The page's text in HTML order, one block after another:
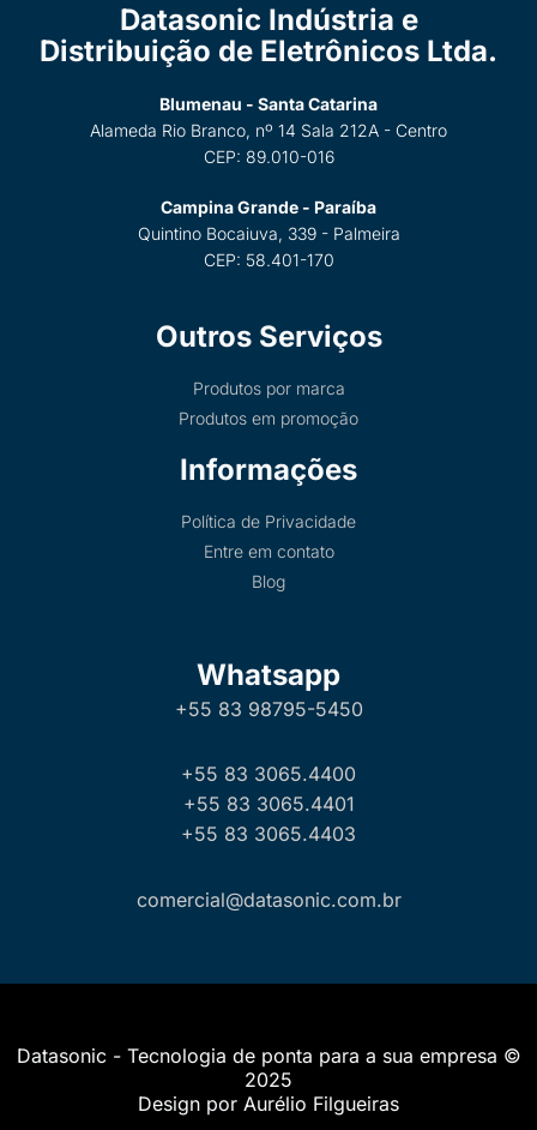
Datasonic Indústria e
Distribuição de Eletrônicos Ltda.
Blumenau - Santa Catarina
Alameda Rio Branco, nº 14 Sala 212A - Centro
CEP: 89.010-016
Campina Grande - Paraíba
Quintino Bocaiuva, 339 - Palmeira
CEP: 58.401-170
Outros Serviços
Produtos por marca
Produtos em promoção
Informações
Política de Privacidade
Entre em contato
Blog
Whatsapp
+55 83 98795-5450
+55 83 3065.4400
+55 83 3065.4401
+55 83 3065.4403
comercial@datasonic.com.br
Datasonic - Tecnologia de ponta para a sua empresa ©
2025
Design por Aurélio Filgueiras